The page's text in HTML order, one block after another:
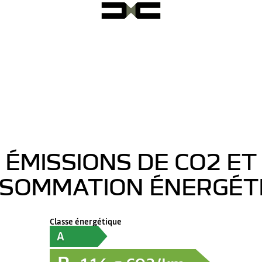
ÉMISSIONS DE CO2 ET
Classe énergétique
A